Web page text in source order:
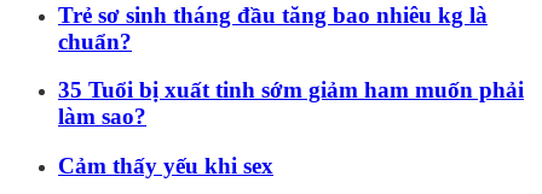
Trẻ sơ sinh tháng đầu tăng bao nhiêu kg là
chuẩn?
35 Tuổi bị xuất tinh sớm giảm ham muốn phải
làm sao?
Cảm thấy yếu khi sex